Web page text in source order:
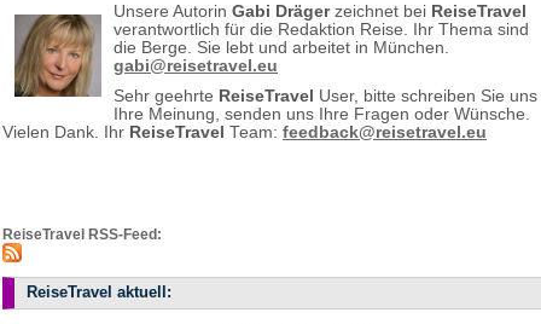
Unsere Autorin Gabi Drägerzeichnet bei ReiseTravel
verantwortlich für die Redaktion Reise. Ihr Thema sind
die Berge. Sie lebt und arbeitet in München.
gabi@reisetravel.eu
Sehr geehrte ReiseTravel User, bitte schreiben Sie uns
Ihre Meinung, senden uns Ihre Fragen oder Wünsche.
Vielen Dank. Ihr ReiseTravel Team: feedback@reisetravel.eu
ReiseTravel RSS-Feed:
ReiseTravel aktuell: